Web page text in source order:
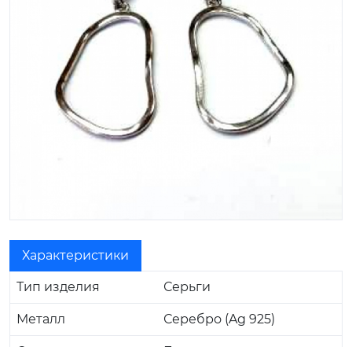
Характеристики
Тип изделия Серьги
Металл Серебро (Ag 925)